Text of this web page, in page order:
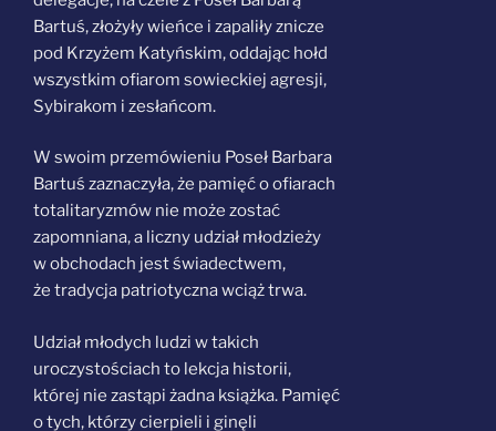
Bartuś, złożyły wieńce i zapaliły znicze
pod Krzyżem Katyńskim, oddając hołd
wszystkim ofiarom sowieckiej agresji,
Sybirakom i zesłańcom.
W swoim przemówieniu Poseł Barbara
Bartuś zaznaczyła, że pamięć o ofiarach
totalitaryzmów nie może zostać
zapomniana, a liczny udział młodzieży
w obchodach jest świadectwem,
że tradycja patriotyczna wciąż trwa.
Udział młodych ludzi w takich
uroczystościach to lekcja historii,
której nie zastąpi żadna książka. Pamięć
o tych, którzy cierpieli i ginęli